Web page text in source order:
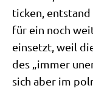
ticken,
für ein noch
ein­setzt, weil
des „immer
sich aber im